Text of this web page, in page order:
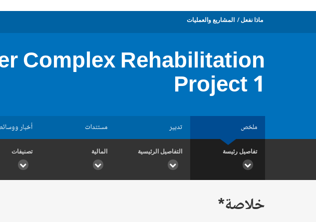
ماذا نفعل المشاريع والعمليات
Complex Rehabilitation
Project 1
ملخص تدبير مستندات أخبار
تفاصيل رئيسة التفاصيل الرئيسية المالية تصنيفات
خلاصة*